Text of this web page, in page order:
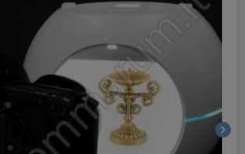
chevron_right